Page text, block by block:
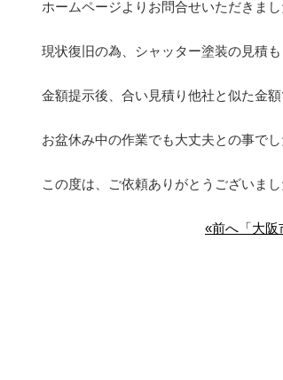
ホームページよりお問合せいただきまし
現状復旧の為、シャッター塗装の見積
金額提示後、合い見積り他社と似た金
お盆休み中の作業でも大丈夫との事で
この度は、ご依頼ありがとうございまし
«前へ「大